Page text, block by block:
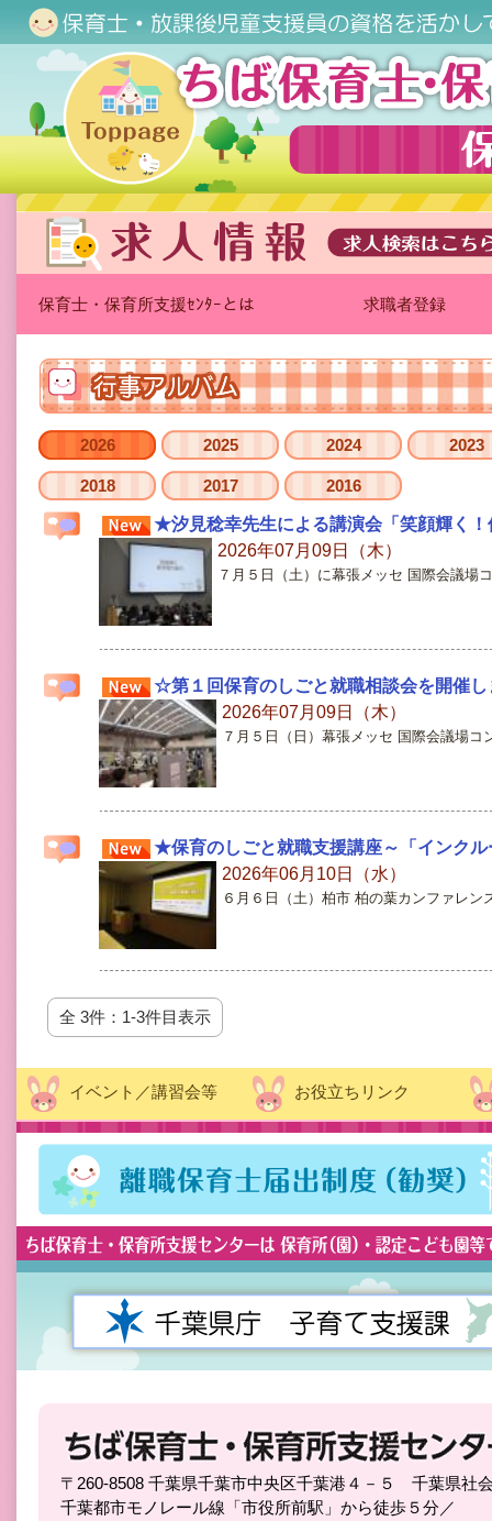
保育士・保育所支援ｾﾝﾀｰとは 求職者登録
2026 2025 2024 2023
2018 2017 2016
★汐見稔幸先生による講演会「笑顔輝く
2026年07月09日（木）
７月５日（土）に幕張メッセ 国際会議場
☆第１回保育のしごと就職相談会を開催
2026年07月09日（木）
７月５日（日）幕張メッセ 国際会議場コ
★保育のしごと就職支援講座～「インク
2026年06月10日（水）
６月６日（土）柏市 柏の葉カンファレ
全 3件：1-3件目表示
イベント／講習会等 お役立ちリンク
〒260-8508 千葉県千葉市中央区千葉港４－５ 千葉県社
千葉都市モノレール線「市役所前駅」から徒歩５分／